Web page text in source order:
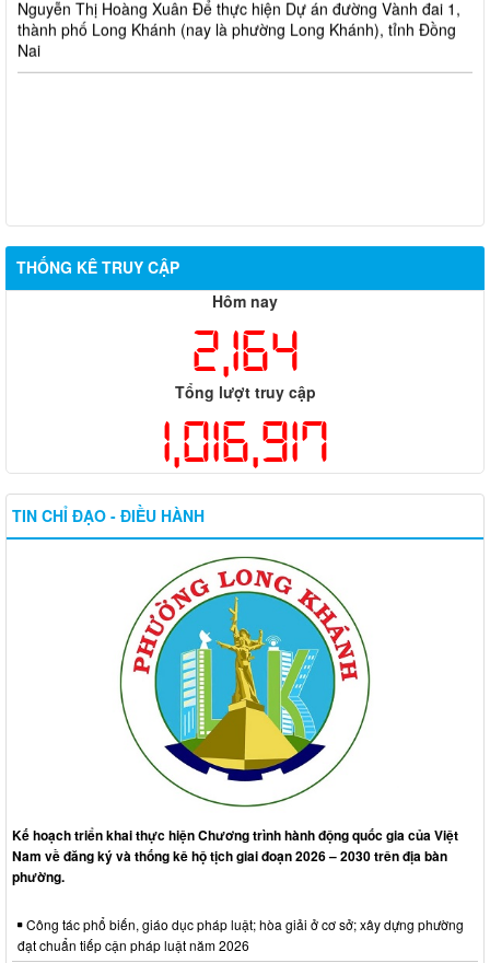
thành phố Long Khánh (nay là phường Long Khánh), tỉnh Đồng
Nai
THỐNG KÊ TRUY CẬP
Hôm nay
2,164
Tổng lượt truy cập
1,016,917
TIN CHỈ ĐẠO - ĐIỀU HÀNH
Kế hoạch triển khai thực hiện Chương trình hành động quốc gia của Việt
Nam về đăng ký và thống kê hộ tịch giai đoạn 2026 – 2030 trên địa bàn
phường.
Công tác phổ biến, giáo dục pháp luật; hòa giải ở cơ sở; xây dựng phường
đạt chuẩn tiếp cận pháp luật năm 2026